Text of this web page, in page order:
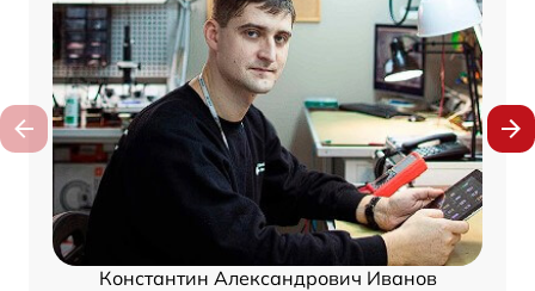
Константин Александрович Иванов